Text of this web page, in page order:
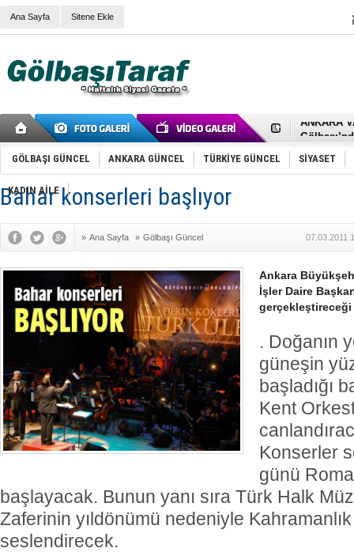
Ana Sayfa Sitene Ekle
Cemal
Samet
FAİZ
Mikail
Gölbaşı
İNCEK
GÖLBAŞI GÜNCEL ANKARA GÜNCEL TÜRKİYE GÜNCEL SİYASET
KADIN AİLE
Bahar konserleri başlıyor
» Ana Sayfa » Gölbaşı Güncel 07.03.2011
Ankara
İşler Daire
gerçekleştireceği
. Doğanın
güneşin
başladığı
Kent
Konserler
günü
başlayacak. Bunun yanı sıra Türk Halk
Zaferinin yıldönümü nedeniyle
seslendirecek.